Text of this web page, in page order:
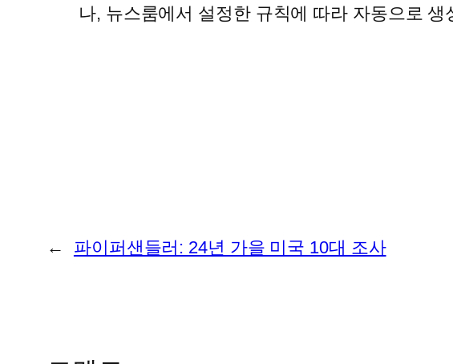
나, 뉴스룸에서 설정한 규칙에 따라 자동으로 생
← 파이퍼샌들러: 24년 가을 미국 10대 조사